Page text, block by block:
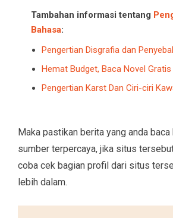
Tambahan informasi tentang
Bahasa:
Pengertian Disgrafia dan
Hemat Budget, Baca Novel
Pengertian Karst Dan Ciri-ciri
Maka pastikan berita yang anda
sumber terpercaya, jika situs
coba cek bagian profil dari situs
lebih dalam.